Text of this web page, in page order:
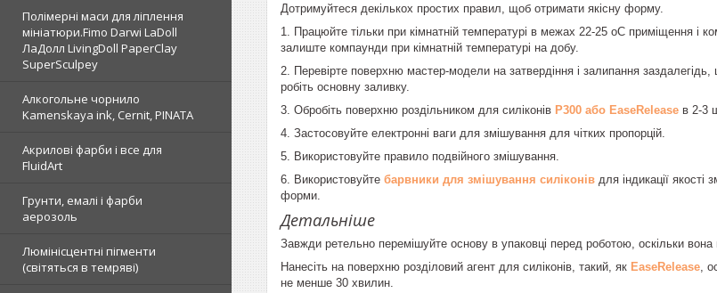
Полімерні маси для ліплення
мініатюри.Fimo Darwi LaDoll
ЛаДолл LivingDoll PaperClay
SuperSculpey
Алкогольне чорнило
Kamenskaya ink, Cernit, PINATA
Акрилові фарби і все для
FluidArt
Грунти, емалі і фарби
аерозоль
Люмінісцентні пігменти
(світяться в темряві)
Дотримуйтеся декількох простих правил, щоб отримати якісну форму.
1. Працюйте тільки при кімнатній температурі в межах 22-25 оС приміщення і
залиште компаунди при кімнатній температурі на добу.
2. Перевірте поверхню мастер-модели на затвердіння і залипання заздалегідь,
робіть основну заливку.
3. Обробіть поверхню роздільником для силіконів P300 або EaseRelease в 2-3
4. Застосовуйте електронні ваги для змішування для чітких пропорцій.
5. Використовуйте правило подвійного змішування.
6. Використовуйте барвники для змішування силіконів для індикації
форми.
Детальніше
Завжди ретельно перемішуйте основу в упаковці перед роботою, оскільки вона
Нанесіть на поверхню розділовий агент для силіконів, такий, як EaseRelease ,
не менше 30 хвилин.